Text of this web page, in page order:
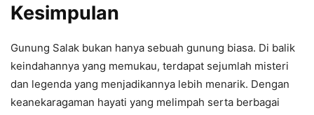
Kesimpulan
Gunung Salak bukan hanya sebuah gunung biasa. Di balik
keindahannya yang memukau, terdapat sejumlah misteri
dan legenda yang menjadikannya lebih menarik. Dengan
keanekaragaman hayati yang melimpah serta berbagai